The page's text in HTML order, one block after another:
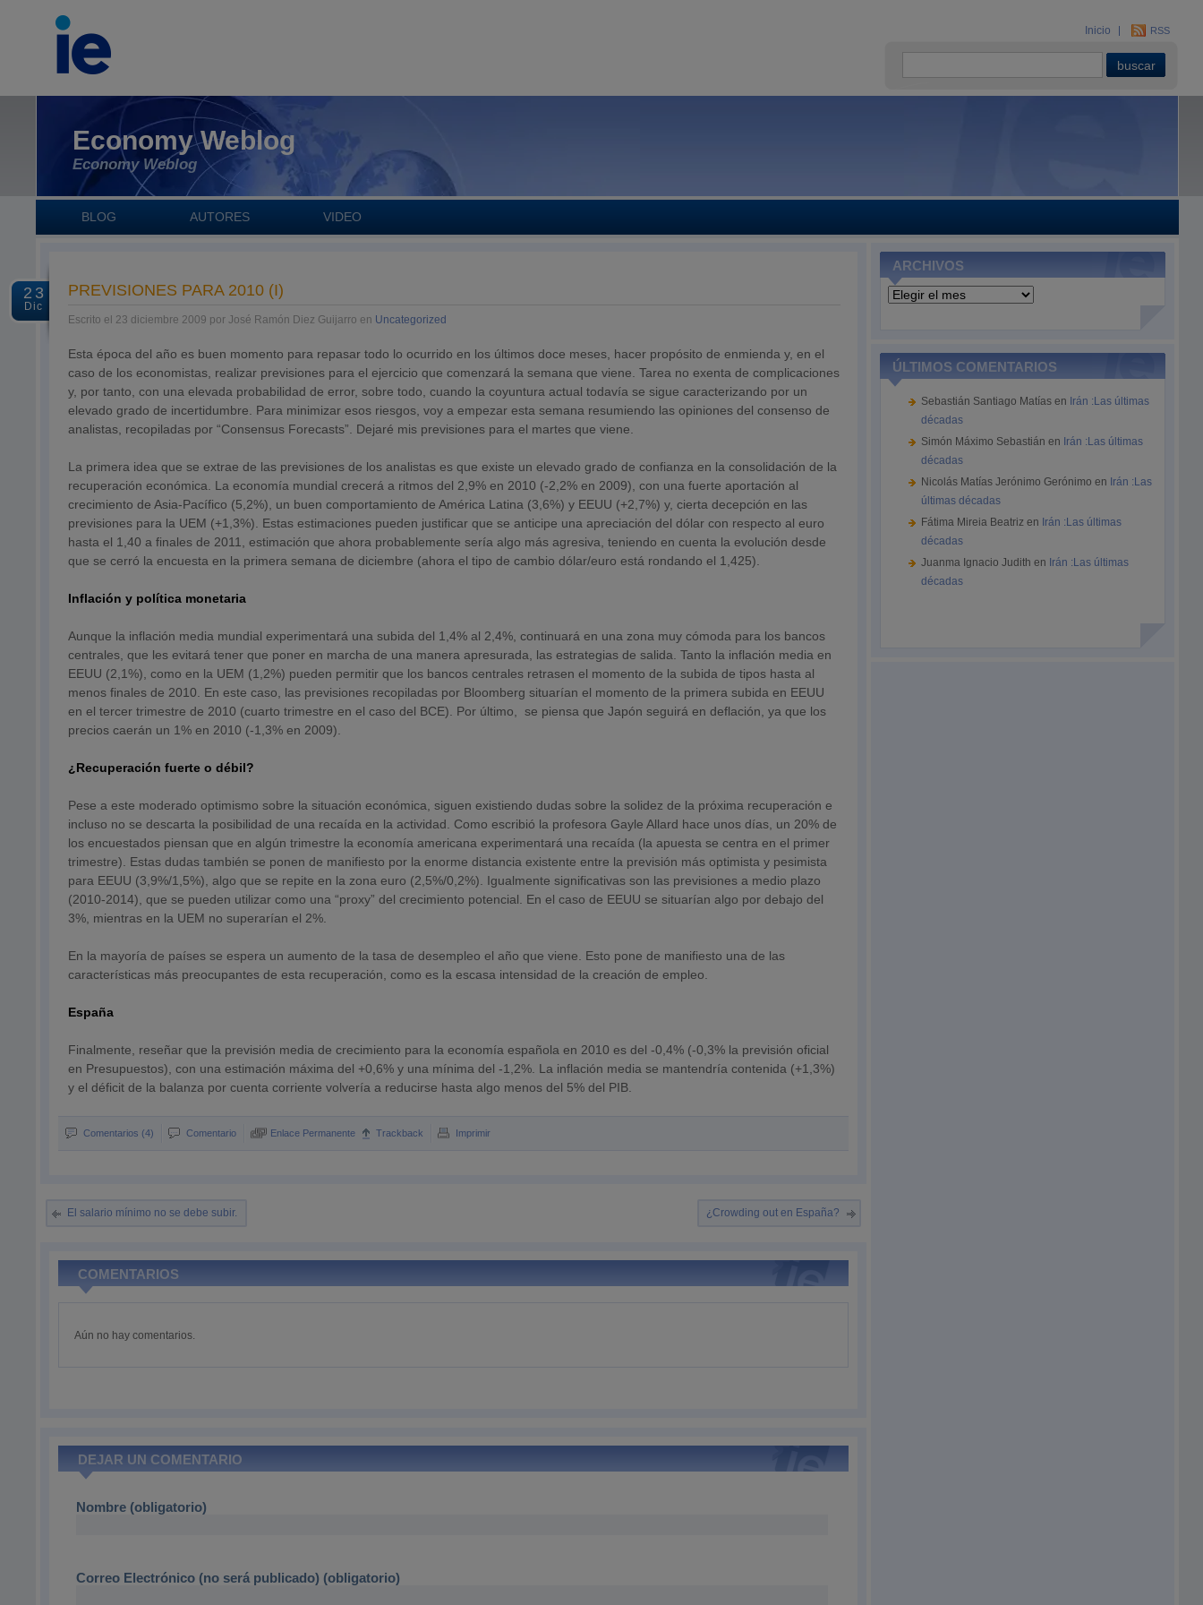
Inicio RSS
Economy Weblog
Economy Weblog
BLOG AUTORES VIDEO
23
Dic
PREVISIONES PARA 2010 (I)
Escrito el 23 diciembre 2009 por José Ramón Diez Guijarro en Uncategorized
Esta época del año es buen momento para repasar todo lo ocurrido en los últimos doce meses, hacer propósito de enmienda y, en el
caso de los economistas, realizar previsiones para el ejercicio que comenzará la semana que viene. Tarea no exenta de complicaciones
y, por tanto, con una elevada probabilidad de error, sobre todo, cuando la coyuntura actual todavía se sigue caracterizando por un
elevado grado de incertidumbre. Para minimizar esos riesgos, voy a empezar esta semana resumiendo las opiniones del consenso de
analistas, recopiladas por “Consensus Forecasts”. Dejaré mis previsiones para el martes que viene.
La primera idea que se extrae de las previsiones de los analistas es que existe un elevado grado de confianza en la consolidación de la
recuperación económica. La economía mundial crecerá a ritmos del 2,9% en 2010 (-2,2% en 2009), con una fuerte aportación al
crecimiento de Asia-Pacífico (5,2%), un buen comportamiento de América Latina (3,6%) y EEUU (+2,7%) y, cierta decepción en las
previsiones para la UEM (+1,3%). Estas estimaciones pueden justificar que se anticipe una apreciación del dólar con respecto al euro
hasta el 1,40 a finales de 2011, estimación que ahora probablemente sería algo más agresiva, teniendo en cuenta la evolución desde
que se cerró la encuesta en la primera semana de diciembre (ahora el tipo de cambio dólar/euro está rondando el 1,425).
Inflación y política monetaria
Aunque la inflación media mundial experimentará una subida del 1,4% al 2,4%, continuará en una zona muy cómoda para los bancos
centrales, que les evitará tener que poner en marcha de una manera apresurada, las estrategias de salida. Tanto la inflación media en
EEUU (2,1%), como en la UEM (1,2%) pueden permitir que los bancos centrales retrasen el momento de la subida de tipos hasta al
menos finales de 2010. En este caso, las previsiones recopiladas por Bloomberg situarían el momento de la primera subida en EEUU
en el tercer trimestre de 2010 (cuarto trimestre en el caso del BCE). Por último, se piensa que Japón seguirá en deflación, ya que los
precios caerán un 1% en 2010 (-1,3% en 2009).
¿Recuperación fuerte o débil?
Pese a este moderado optimismo sobre la situación económica, siguen existiendo dudas sobre la solidez de la próxima recuperación e
incluso no se descarta la posibilidad de una recaída en la actividad. Como escribió la profesora Gayle Allard hace unos días, un 20% de
los encuestados piensan que en algún trimestre la economía americana experimentará una recaída (la apuesta se centra en el primer
trimestre). Estas dudas también se ponen de manifiesto por la enorme distancia existente entre la previsión más optimista y pesimista
para EEUU (3,9%/1,5%), algo que se repite en la zona euro (2,5%/0,2%). Igualmente significativas son las previsiones a medio plazo
(2010-2014), que se pueden utilizar como una “proxy” del crecimiento potencial. En el caso de EEUU se situarían algo por debajo del
3%, mientras en la UEM no superarían el 2%.
En la mayoría de países se espera un aumento de la tasa de desempleo el año que viene. Esto pone de manifiesto una de las
características más preocupantes de esta recuperación, como es la escasa intensidad de la creación de empleo.
España
Finalmente, reseñar que la previsión media de crecimiento para la economía española en 2010 es del -0,4% (-0,3% la previsión oficial
en Presupuestos), con una estimación máxima del +0,6% y una mínima del -1,2%. La inflación media se mantendría contenida (+1,3%)
y el déficit de la balanza por cuenta corriente volvería a reducirse hasta algo menos del 5% del PIB.
Comentarios (4) Comentario Enlace Permanente Trackback Imprimir
El salario mínimo no se debe subir. ¿Crowding out en España?
COMENTARIOS
Aún no hay comentarios.
DEJAR UN COMENTARIO
Nombre (obligatorio)
Correo Electrónico (no será publicado) (obligatorio)
ARCHIVOS
Archivos
ÚLTIMOS COMENTARIOS
Sebastián Santiago Matías en Irán :Las últimas
décadas
Simón Máximo Sebastián en Irán :Las últimas
décadas
Nicolás Matías Jerónimo Gerónimo en Irán :Las
últimas décadas
Fátima Mireia Beatriz en Irán :Las últimas
décadas
Juanma Ignacio Judith en Irán :Las últimas
décadas